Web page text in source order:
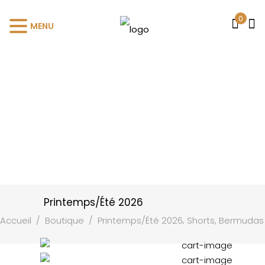
Printemps/Été 2026
Accueil / Boutique / Printemps/Été 2026, Shorts, Bermudas
0
MENU